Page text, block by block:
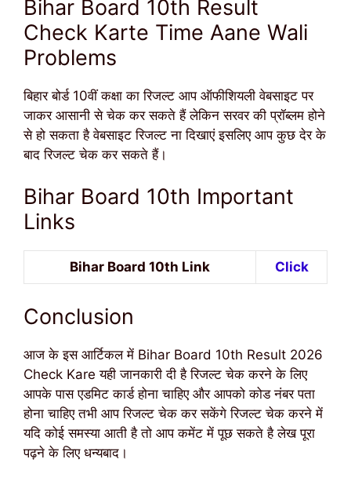
Bihar Board 10th Result
Check Karte Time Aane Wali
Problems
बिहार बोर्ड 10वीं कक्षा का रिजल्ट आप ऑफीशियली वेबसाइट पर
जाकर आसानी से चेक कर सकते हैं लेकिन सरवर की प्रॉब्लम होने
से हो सकता है वेबसाइट रिजल्ट ना दिखाएं इसलिए आप कुछ देर के
बाद रिजल्ट चेक कर सकते हैं।
Bihar Board 10th Important
Links
Bihar Board 10th Link Click
Conclusion
आज के इस आर्टिकल में Bihar Board 10th Result 2026
Check Kare यही जानकारी दी है रिजल्ट चेक करने के लिए
आपके पास एडमिट कार्ड होना चाहिए और आपको कोड नंबर पता
होना चाहिए तभी आप रिजल्ट चेक कर सकेंगे रिजल्ट चेक करने में
यदि कोई समस्या आती है तो आप कमेंट में पूछ सकते है लेख पूरा
पढ़ने के लिए धन्यबाद।